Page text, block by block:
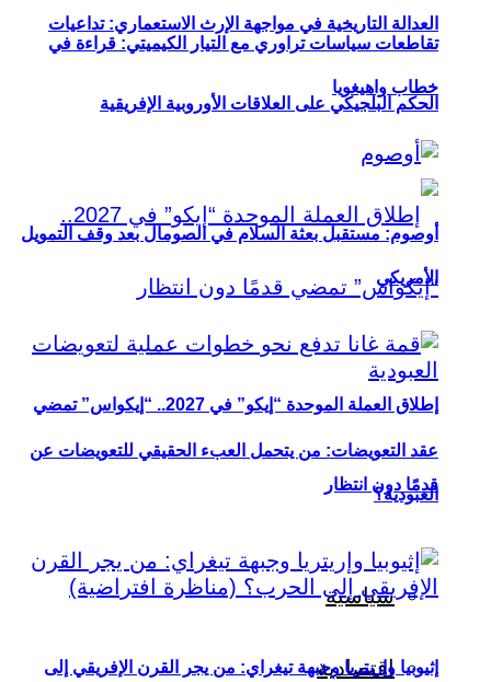
العدالة التاريخية في مواجهة الإرث الاستعماري: تداعيات
الحكم البلجيكي على العلاقات الأوروبية الإفريقية
إطلاق العملة الموحدة “إيكو” في 2027.. “إيكواس” تمضي
قدمًا دون انتظار
سياسية
اقتصادية
تقاطعات سياسات تراوري مع التيار الكيميتي: قراءة في
خطاب واهيغويا
أوصوم: مستقبل بعثة السلام في الصومال بعد وقف التمويل
الأمريكي
عقد التعويضات: من يتحمل العبء الحقيقي للتعويضات عن
العبودية؟
إثيوبيا وإريتريا وجبهة تيغراي: من يجر القرن الإفريقي إلى